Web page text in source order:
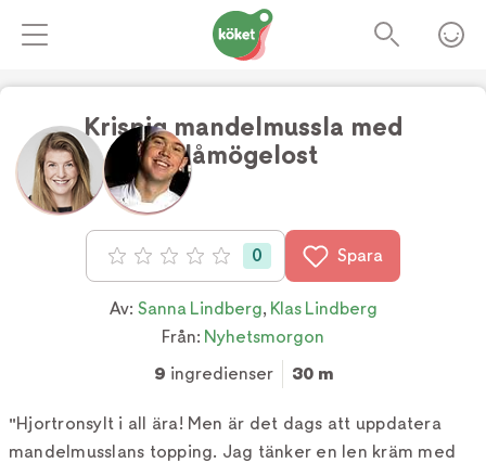
Krispig mandelmussla med
blåmögelost
Betyg: 0 av 5 0 Spara
Av: Sanna Lindberg, Klas Lindberg
Från: Nyhetsmorgon
9 ingredienser 30 m
"Hjortronsylt i all ära! Men är det dags att uppdatera
mandelmusslans topping. Jag tänker en len kräm med